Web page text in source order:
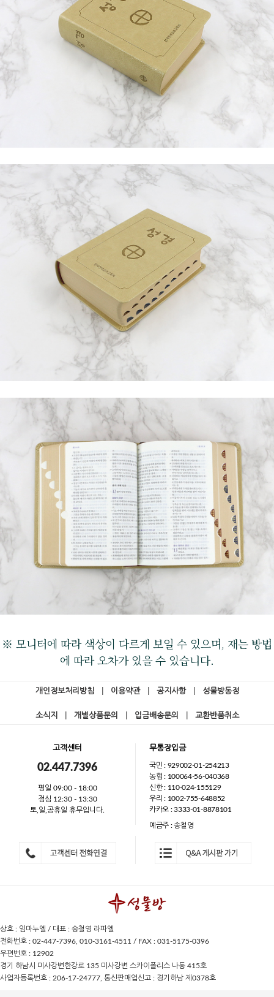
※ 모니터에 따라 색상이 다르게 보일 수 있으며, 재는 방법
에 따라 오차가 있을 수 있습니다.
개인정보처리방침 이용약관 공지사항 성물방동정
소식지 개별상품문의 입금배송문의 교환반품취소
고객센터
02.447.7396
평일 09:00 - 18:00
점심 12:30 - 13:30
토,일,공휴일 휴무입니다.
무통장입금
국민 : 929002-01-254213
농협 : 100064-56-040368
신한 : 110-024-155129
우리 : 1002-755-648852
카카오 : 3333-01-8878101
예금주 : 송철영
상호 : 임마누엘 / 대표 : 송철영 라파엘
전화번호 : 02-447-7396, 010-3161-4511 / FAX : 031-5175-0396
우편번호 : 12902
경기 하남시 미사강변한강로 135 미사강변 스카이폴리스 나동 415호
사업자등록번호 : 206-17-24777, 통신판매업신고 : 경기하남 제0378호